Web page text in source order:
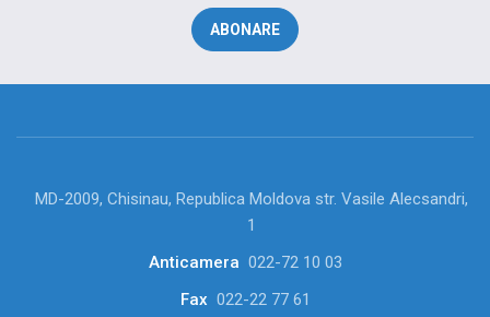
MD-2009, Chisinau, Republica Moldova str. Vasile Alecsandri,
1
Anticamera 022-72 10 03
Fax 022-22 77 61